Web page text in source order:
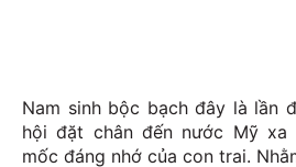
Nam sinh bộc bạch đây là lần
hội đặt chân đến nước Mỹ
mốc đáng nhớ của con trai.